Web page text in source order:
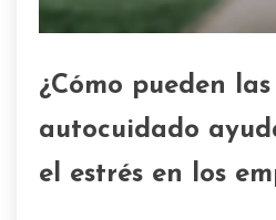
¿Cómo pueden
autocuidado
el estrés en los